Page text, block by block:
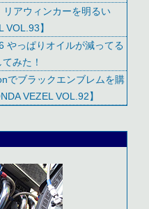
アウィンカーを明るい
VOL.93】
やっぱりオイルが減ってる
みた！
でブラックエンブレムを購
VEZEL VOL.92】